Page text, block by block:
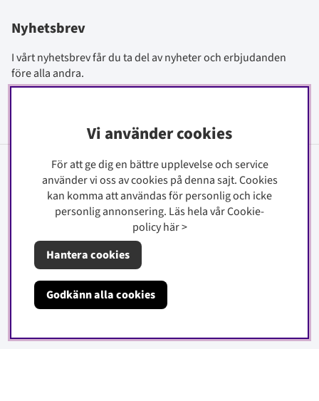
Nyhetsbrev
I vårt nyhetsbrev får du ta del av nyheter och erbjudanden
före alla andra.
Information
Kontakt
Integritetspolicy
Cookiepolicy
Om oss
Vi använder cookies
För att ge dig en bättre upplevelse och service
använder vi oss av cookies på denna sajt.Cookies
kan komma att användas för personlig och icke
personlig annonsering. Läs hela vår Cookie-
policyhär>
Hantera cookies
Godkänn alla cookies